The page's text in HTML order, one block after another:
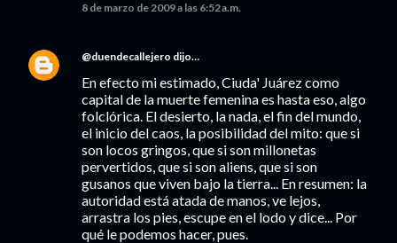
8 de marzo de 2009 a las 6:52 a.m.
@duendecallejero dijo…
En efecto mi estimado, Ciuda' Juárez como
capital de la muerte femenina es hasta eso, algo
folclórica. El desierto, la nada, el fin del mundo,
el inicio del caos, la posibilidad del mito: que si
son locos gringos, que si son millonetas
pervertidos, que si son aliens, que si son
gusanos que viven bajo la tierra... En resumen: la
autoridad está atada de manos, ve lejos,
arrastra los pies, escupe en el lodo y dice... Por
qué le podemos hacer, pues.